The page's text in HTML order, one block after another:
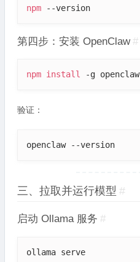
npm --version
第四步：安装 OpenClaw #
npm install -g openclaw
验证：
openclaw --version
三、拉取并运行模型 #
启动 Ollama 服务 #
ollama serve